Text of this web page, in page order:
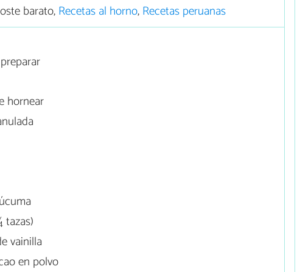
barato,Recetas al horno,Recetas peruanas
hornear
tazas)
vainilla
en polvo